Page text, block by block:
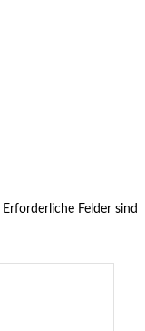
Erforderliche Felder sind